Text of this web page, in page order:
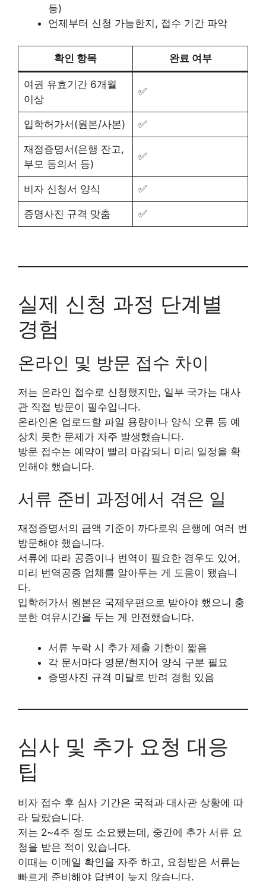
등)
언제부터 신청 가능한지, 접수 기간 파악
확인 항목 완료 여부
여권 유효기간 6개월
이상
✅
입학허가서(원본/사본) ✅
재정증명서(은행 잔고,
부모 동의서 등)
✅
비자 신청서 양식 ✅
증명사진 규격 맞춤 ✅
실제 신청 과정 단계별
경험
온라인 및 방문 접수 차이
저는 온라인 접수로 신청했지만, 일부 국가는 대사
관 직접 방문이 필수입니다.
온라인은 업로드할 파일 용량이나 양식 오류 등 예
상치 못한 문제가 자주 발생했습니다.
방문 접수는 예약이 빨리 마감되니 미리 일정을 확
인해야 했습니다.
서류 준비 과정에서 겪은 일
재정증명서의 금액 기준이 까다로워 은행에 여러 번
방문해야 했습니다.
서류에 따라 공증이나 번역이 필요한 경우도 있어,
미리 번역공증 업체를 알아두는 게 도움이 됐습니
다.
입학허가서 원본은 국제우편으로 받아야 했으니 충
분한 여유시간을 두는 게 안전했습니다.
서류 누락 시 추가 제출 기한이 짧음
각 문서마다 영문/현지어 양식 구분 필요
증명사진 규격 미달로 반려 경험 있음
심사 및 추가 요청 대응
팁
비자 접수 후 심사 기간은 국적과 대사관 상황에 따
라 달랐습니다.
저는 2~4주 정도 소요됐는데, 중간에 추가 서류 요
청을 받은 적이 있습니다.
이때는 이메일 확인을 자주 하고, 요청받은 서류는
빠르게 준비해야 답변이 늦지 않습니다.